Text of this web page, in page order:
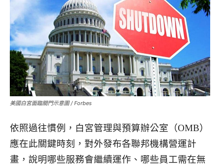
美國白宮面臨關門示意圖 / Forbes
依照過往慣例，白宮管理與預算辦公室（OMB）
應在此關鍵時刻，對外發布各聯邦機構營運計
畫，說明哪些服務會繼續運作、哪些員工需在無